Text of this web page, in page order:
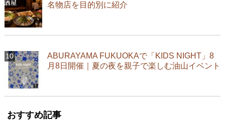
名物店を目的別に紹介
ABURAYAMA FUKUOKAで「KIDS NIGHT」8
月8日開催｜夏の夜を親子で楽しむ油山イベント
おすすめ記事